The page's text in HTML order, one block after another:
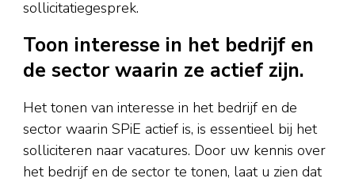
sollicitatiegesprek.
Toon interesse in het bedrijf en
de sector waarin ze actief zijn.
Het tonen van interesse in het bedrijf en de
sector waarin SPiE actief is, is essentieel bij het
solliciteren naar vacatures. Door uw kennis over
het bedrijf en de sector te tonen, laat u zien dat